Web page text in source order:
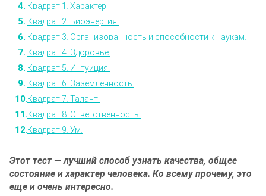
Квадрат 1. Характер.
Квадрат 2. Биоэнергия.
Квадрат 3. Организованность и способности к наукам.
Квадрат 4. Здоровье.
Квадрат 5. Интуиция.
Квадрат 6. Заземлённость.
Квадрат 7. Талант.
Квадрат 8. Ответственность.
Квадрат 9. Ум.
Этот тест — лучший способ узнать качества, общее
состояние и характер человека. Ко всему прочему, это
еще и очень интересно.